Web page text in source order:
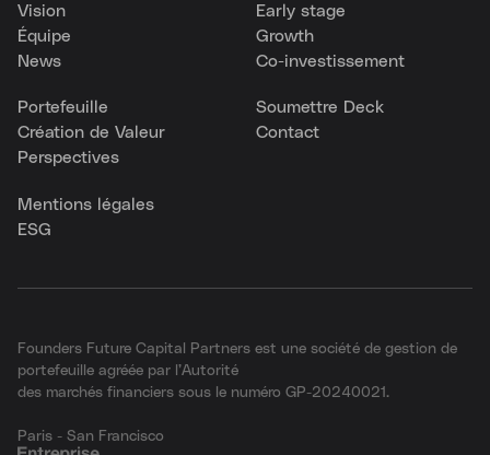
Vision
Équipe
News
Early stage
Growth
Co-investissement
Portefeuille
Création de Valeur
Perspectives
Soumettre Deck
Contact
Mentions légales
ESG
Founders Future Capital Partners est une société de gestion de
portefeuille agréée par l’Autorité
des marchés financiers sous le numéro GP-20240021.
Paris - San Francisco